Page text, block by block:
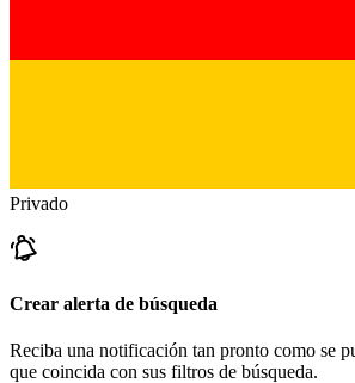
Privado
Crear alerta de búsqueda
Reciba una notificación tan pronto como se
que coincida con sus filtros de búsqueda.